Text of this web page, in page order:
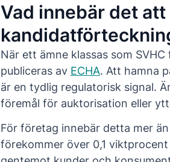
Vad innebär det
När ett ämne klassas som
publiceras av ECHA. Att hamna
är en tydlig regulatorisk signal.
föremål för auktorisation eller
För företag innebär detta mer
förekommer över 0,1